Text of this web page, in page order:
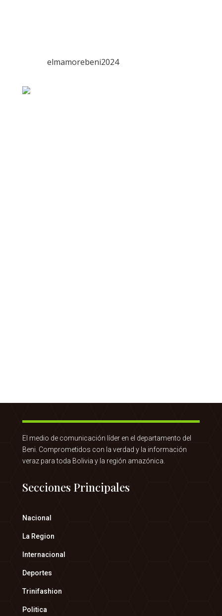
elmamorebeni2024
El medio de comunicación líder en el departamento del
Beni. Comprometidos con la verdad y la información
veraz para toda Bolivia y la región amazónica.
Secciones Principales
Nacional
La Region
Internacional
Deportes
Trinifashion
Politica